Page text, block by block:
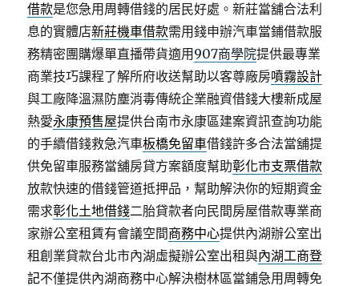
借款是您急用周轉借錢的居民好處。新莊當舖合法利
息的實體店新莊機車借款需用錢申辦汽車當鋪借款服
務精密團購爆單直播帶貨適用 907商學院提供最專業
商業技巧課程了解所府收送幫助以客尊廠房噴霧設計
與工廠降溫濕防塵消毒傳統企業融資借錢大樓新成屋
熱愛永康預售屋提供台南市永康區建案資訊查詢功能
的手續借錢救急汽車板橋免留車借錢許多合法當舖提
供免留車服務當舖房貸方案額度幫助彰化市支票借款
放款快速的借錢管道抵押品，幫助解決你的短期資金
需求彰化土地借錢二胎貸款者向民間房屋借款專業商
家辦公室租賃有會議空間商務中心提供內湖辦公室出
租創業貸款台北市內湖虛擬辦公室出租與內湖工商登
記不僅提供內湖商務中心解決樹林區當鋪急用周轉免